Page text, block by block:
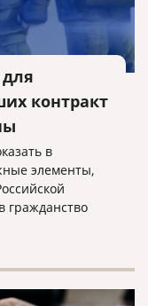
контракт
в
элементы,
гражданство
службу в